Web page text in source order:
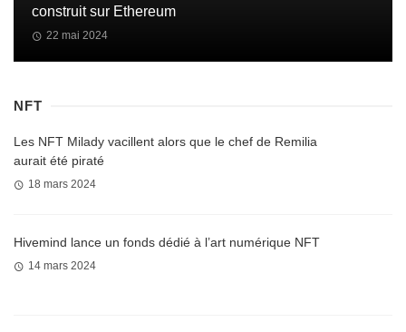
construit sur Ethereum
22 mai 2024
NFT
Les NFT Milady vacillent alors que le chef de Remilia
aurait été piraté
18 mars 2024
Hivemind lance un fonds dédié à l’art numérique NFT
14 mars 2024